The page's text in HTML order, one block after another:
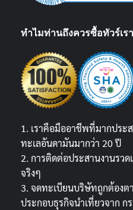
ทำไมท่านถึงควรซื้อทัวร์เรา
1. เราคือมืออาชีพที่มากประ
ทะเลอันดามันมากว่า 20 ปี
2. การติดต่อประสานงานรวด
จริงๆ
3. จดทะเบียนบริษัทถูกต้อง
ประกอบธุรกิจนำเที่ยวจาก ก